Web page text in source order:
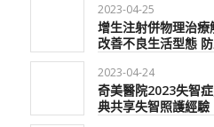
2023-04-25
增生注射併物理治療
改善不良生活型態
2023-04-24
奇美醫院2023失智
典共享失智照護經驗